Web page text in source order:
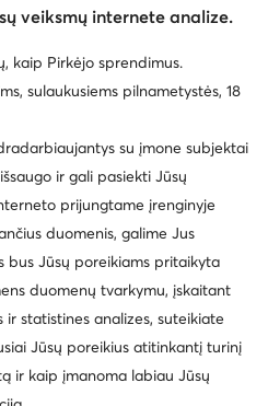
veiksmų internete analize.
kaip Pirkėjo sprendimus.
sulaukusiems pilnametystės, 18
su įmone subjektai
ir gali pasiekti Jūsų
prijungtame įrenginyje
duomenis, galime Jus
bus Jūsų poreikiams pritaikyta
duomenų tvarkymu, įskaitant
statistines analizes, suteikiate
Jūsų poreikius atitinkantį turinį
ir kaip įmanoma labiau Jūsų